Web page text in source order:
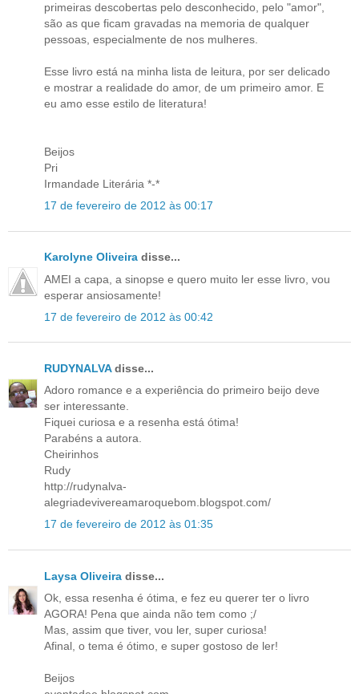
primeiras descobertas pelo desconhecido, pelo "amor",
são as que ficam gravadas na memoria de qualquer
pessoas, especialmente de nos mulheres.
Esse livro está na minha lista de leitura, por ser delicado
e mostrar a realidade do amor, de um primeiro amor. E
eu amo esse estilo de literatura!
Beijos
Pri
Irmandade Literária *-*
17 de fevereiro de 2012 às 00:17
Karolyne Oliveira disse...
AMEI a capa, a sinopse e quero muito ler esse livro, vou
esperar ansiosamente!
17 de fevereiro de 2012 às 00:42
RUDYNALVAdisse...
Adoro romance e a experiência do primeiro beijo deve
ser interessante.
Fiquei curiosa e a resenha está ótima!
Parabéns a autora.
Cheirinhos
Rudy
http://rudynalva-
alegriadevivereamaroquebom.blogspot.com/
17 de fevereiro de 2012 às 01:35
Laysa Oliveira disse...
Ok, essa resenha é ótima, e fez eu querer ter o livro
AGORA! Pena que ainda não tem como ;/
Mas, assim que tiver, vou ler, super curiosa!
Afinal, o tema é ótimo, e super gostoso de ler!
Beijos